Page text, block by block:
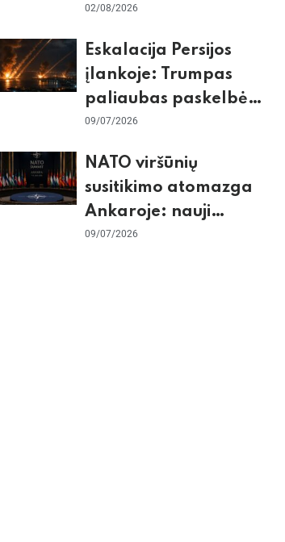
Kijevą, dronų smūgiai
žiemos krizės grėsmė
02/08/2026
Eskalacija Persijos
įlankoje: Trumpas
paliaubas paskelbė
baigtomis, JAV
taikinių Irane
09/07/2026
NATO viršūnių
susitikimo atomazga
Ankaroje: nauji
įsipareigojimai
09/07/2026